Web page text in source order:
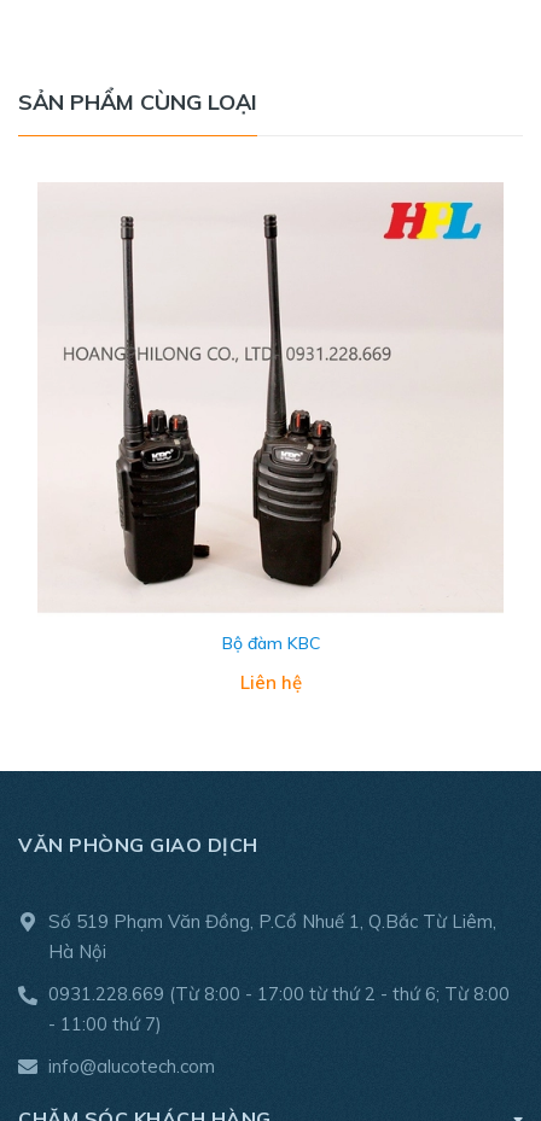
SẢN PHẨM CÙNG LOẠI
Bộ đàm KBC
Liên hệ
VĂN PHÒNG GIAO DỊCH
Số 519 Phạm Văn Đồng, P.Cổ Nhuế 1, Q.Bắc Từ Liêm,
Hà Nội
0931.228.669 (Từ 8:00 - 17:00 từ thứ 2 - thứ 6; Từ 8:00
- 11:00 thứ 7)
info@alucotech.com